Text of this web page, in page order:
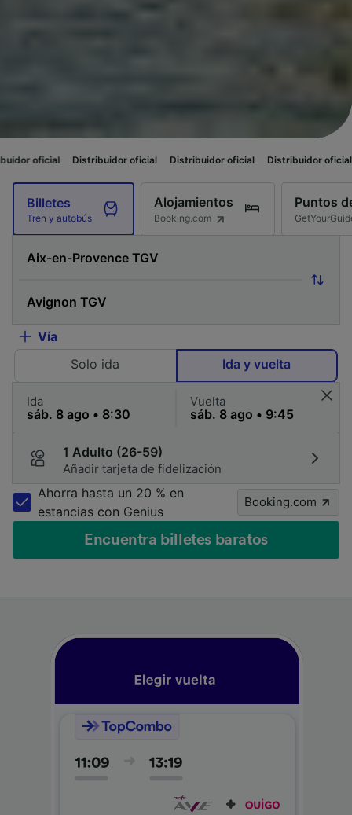
Distribuidor oficial Distribuidor oficial Distribuidor oficial
Billetes
Tren y autobús
Alojamientos
Booking.com
Puntos
Vía
Solo ida
Ida y vuelta
Ida Vuelta
1 Adulto (26-59)
Añadir tarjeta de fidelización
Ahorra hasta un 20 % en
estancias con Genius
Booking.com
Encuentra billetes baratos